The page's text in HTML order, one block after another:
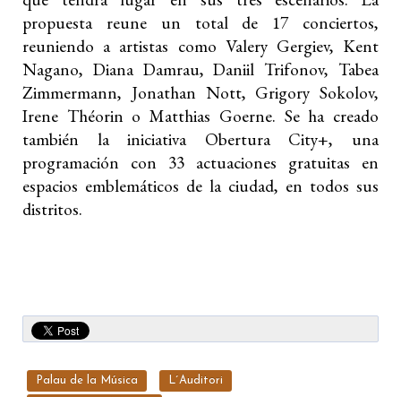
propuesta reune un total de 17 conciertos,
reuniendo a artistas como Valery Gergiev, Kent
Nagano, Diana Damrau, Daniil Trifonov, Tabea
Zimmermann, Jonathan Nott, Grigory Sokolov,
Irene Théorin o Matthias Goerne. Se ha creado
también la iniciativa Obertura City+, una
programación con 33 actuaciones gratuitas en
espacios emblemáticos de la ciudad, en todos sus
distritos.
Palau de la Música L´Auditori